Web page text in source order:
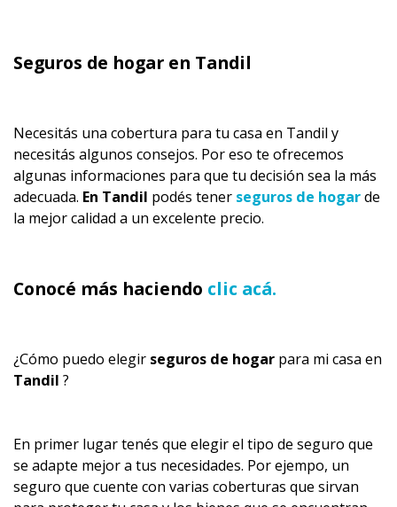
Seguros de hogar en Tandil
Necesitás una cobertura para tu casa en Tandil y
necesitás algunos consejos. Por eso te ofrecemos
algunas informaciones para que tu decisión sea la más
adecuada. En Tandil podés tener seguros de hogarde
la mejor calidad a un excelente precio.
Conocé más haciendo clic acá.
¿Cómo puedo elegir seguros de hogar para mi casa en
Tandil ?
En primer lugar tenés que elegir el tipo de seguro que
se adapte mejor a tus necesidades. Por ejempo, un
seguro que cuente con varias coberturas que sirvan